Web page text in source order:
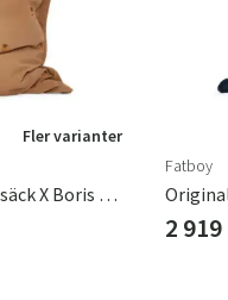
Fler varianter
Original Slim Cord Sittsäck X Boris Teddybear
Fatboy
2